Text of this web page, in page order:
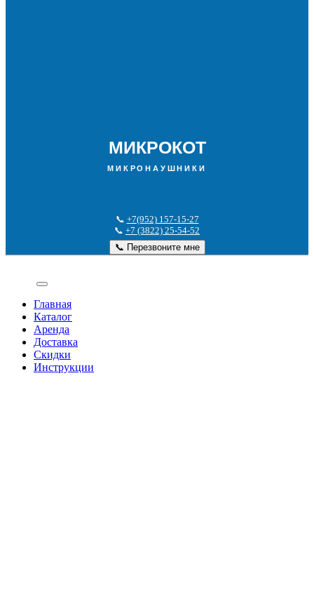
МИКРОКОТ
МИКРОНАУШНИКИ
📞 +7(952) 157-15-27
📞 +7 (3822) 25-54-52
📞 Перезвоните мне
Главная
Каталог
Аренда
Доставка
Скидки
Инструкции